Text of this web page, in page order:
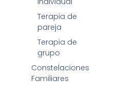
Terapia de
pareja
Terapia de
grupo
Constelaciones
Familiares